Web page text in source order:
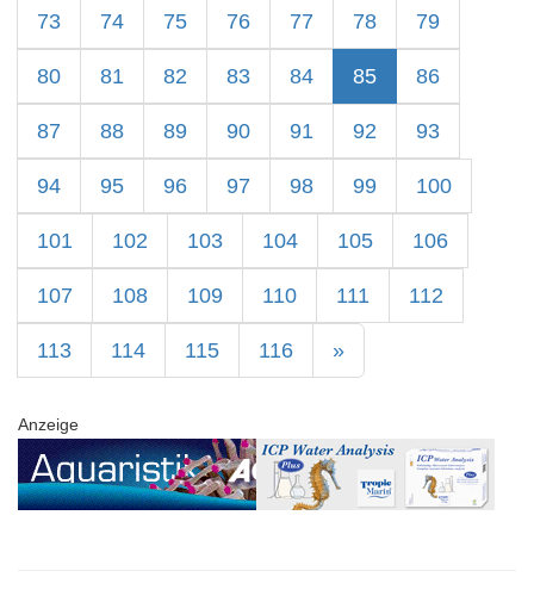
73 74 75 76 77 78 79
80 81 82 83 84 85 86
87 88 89 90 91 92 93
94 95 96 97 98 99 100
101 102 103 104 105 106
107 108 109 110 111 112
113 114 115 116 »
Anzeige